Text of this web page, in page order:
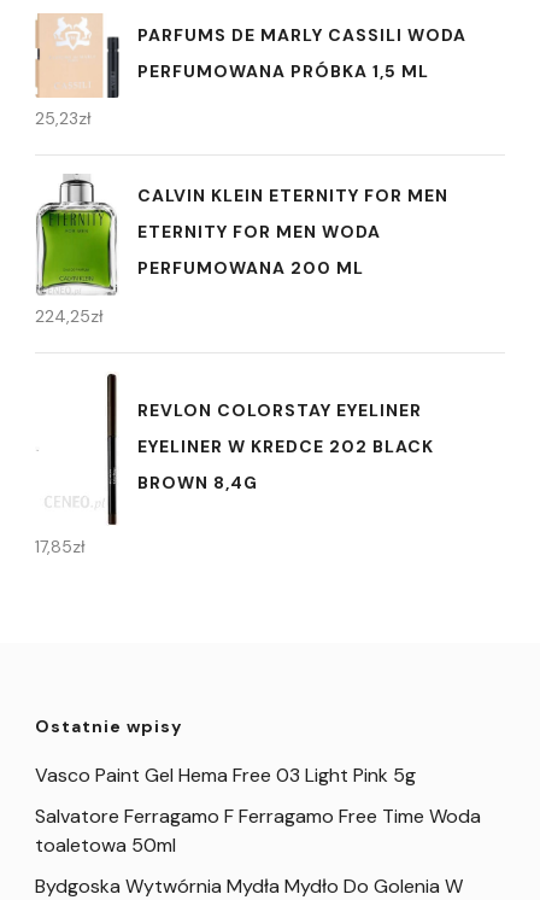
PARFUMS DE MARLY CASSILI WODA
PERFUMOWANA PRÓBKA 1,5 ML
25,23zł
CALVIN KLEIN ETERNITY FOR MEN
ETERNITY FOR MEN WODA
PERFUMOWANA 200 ML
224,25zł
REVLON COLORSTAY EYELINER
EYELINER W KREDCE 202 BLACK
BROWN 8,4G
17,85zł
Ostatnie wpisy
Vasco Paint Gel Hema Free 03 Light Pink 5g
Salvatore Ferragamo F Ferragamo Free Time Woda
toaletowa 50ml
Bydgoska Wytwórnia Mydła Mydło Do Golenia W